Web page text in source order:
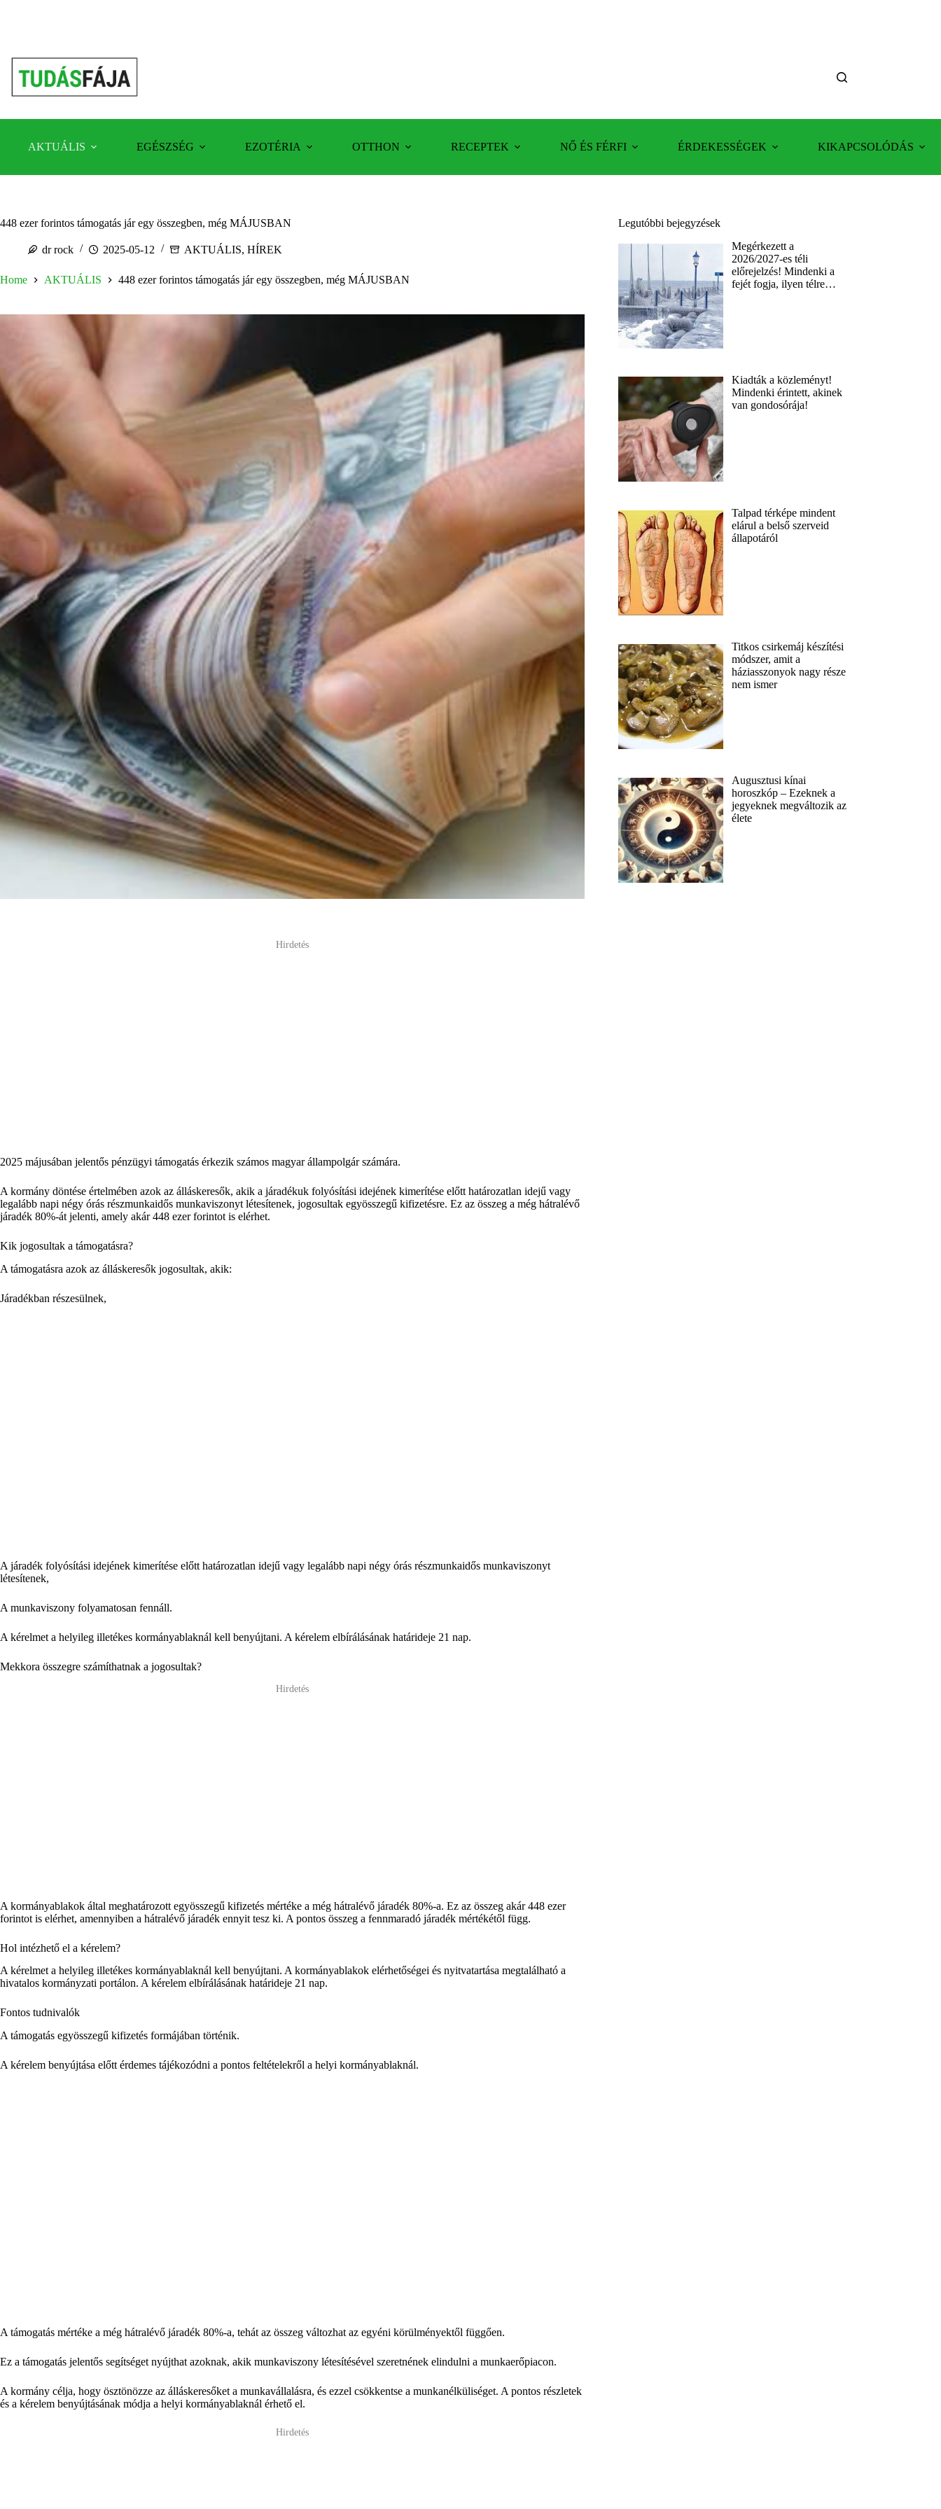
AKTUÁLIS EGÉSZSÉG EZOTÉRIA OTTHON RECEPTEK NŐ ÉS FÉRFI ÉRDEKESSÉGEK KIKAPCSOLÓDÁS
448 ezer forintos támogatás jár egy összegben, még MÁJUSBAN
dr rock 2025-05-12 AKTUÁLIS, HÍREK
Home AKTUÁLIS 448 ezer forintos támogatás jár egy összegben, még MÁJUSBAN
Hirdetés
2025 májusában jelentős pénzügyi támogatás érkezik számos magyar állampolgár számára.
A kormány döntése értelmében azok az álláskeresők, akik a járadékuk folyósítási idejének kimerítése előtt határozatlan idejű vagy
legalább napi négy órás részmunkaidős munkaviszonyt létesítenek, jogosultak egyösszegű kifizetésre. Ez az összeg a még hátralévő
járadék 80%-át jelenti, amely akár 448 ezer forintot is elérhet.
Kik jogosultak a támogatásra?
A támogatásra azok az álláskeresők jogosultak, akik:
Járadékban részesülnek,
A járadék folyósítási idejének kimerítése előtt határozatlan idejű vagy legalább napi négy órás részmunkaidős munkaviszonyt
létesítenek,
A munkaviszony folyamatosan fennáll.
A kérelmet a helyileg illetékes kormányablaknál kell benyújtani. A kérelem elbírálásának határideje 21 nap.
Mekkora összegre számíthatnak a jogosultak?
Hirdetés
A kormányablakok által meghatározott egyösszegű kifizetés mértéke a még hátralévő járadék 80%-a. Ez az összeg akár 448 ezer
forintot is elérhet, amennyiben a hátralévő járadék ennyit tesz ki. A pontos összeg a fennmaradó járadék mértékétől függ.
Hol intézhető el a kérelem?
A kérelmet a helyileg illetékes kormányablaknál kell benyújtani. A kormányablakok elérhetőségei és nyitvatartása megtalálható a
hivatalos kormányzati portálon. A kérelem elbírálásának határideje 21 nap.
Fontos tudnivalók
A támogatás egyösszegű kifizetés formájában történik.
A kérelem benyújtása előtt érdemes tájékozódni a pontos feltételekről a helyi kormányablaknál.
A támogatás mértéke a még hátralévő járadék 80%-a, tehát az összeg változhat az egyéni körülményektől függően.
Ez a támogatás jelentős segítséget nyújthat azoknak, akik munkaviszony létesítésével szeretnének elindulni a munkaerőpiacon.
A kormány célja, hogy ösztönözze az álláskeresőket a munkavállalásra, és ezzel csökkentse a munkanélküliséget. A pontos részletek
és a kérelem benyújtásának módja a helyi kormányablaknál érhető el.
Hirdetés
Legutóbbi bejegyzések
Megérkezett a
2026/2027-es téli
előrejelzés! Mindenki a
fejét fogja, ilyen télre…
Kiadták a közleményt!
Mindenki érintett, akinek
van gondosórája!
Talpad térképe mindent
elárul a belső szerveid
állapotáról
Titkos csirkemáj készítési
módszer, amit a
háziasszonyok nagy része
nem ismer
Augusztusi kínai
horoszkóp – Ezeknek a
jegyeknek megváltozik az
élete